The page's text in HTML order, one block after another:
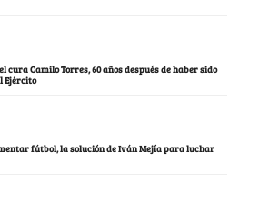
cura Camilo Torres, 60 años después de haber sido
Ejército
fútbol, la solución de Iván Mejía para luchar